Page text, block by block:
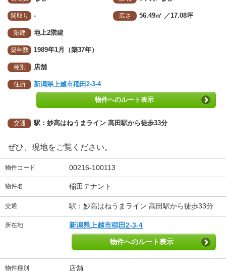
間取り - 広さ 56.49㎡ ／17.08坪
階建 地上2階建
築年数 1989年1月（築37年）
種別 店舗
住所 新潟県上越市稲田2-3-4
物件へのルート表示
交通 駅：妙高はねうまライン 高田駅から徒歩33分
ぜひ、現地をご覧ください。
物件コード 00216-100113
物件名 稲田テナント
交通 駅：妙高はねうまライン 高田駅から徒歩33分
所在地 新潟県上越市稲田2-3-4
物件へのルート表示
物件種別 店舗